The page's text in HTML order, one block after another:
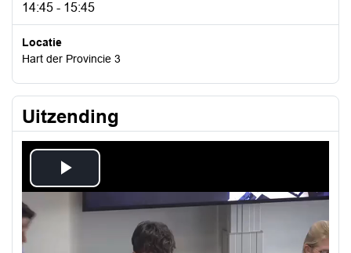
14:45 - 15:45
Locatie
Hart der Provincie 3
Uitzending
Play
Video